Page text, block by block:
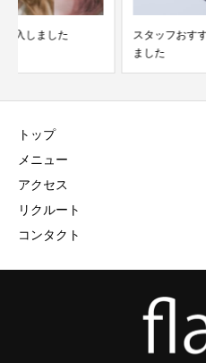
スタッフおすすめオイル入荷し
トップ
メニュー
アクセス
リクルート
コンタクト